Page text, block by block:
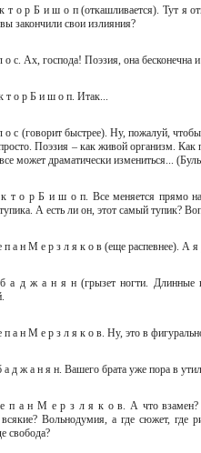
т о р Б и ш о п (откашливается). Тут я
закончили свои излияния?
о с. Ах, господа! Поэзия, она бесконечна
т о р Б и ш о п. Итак...
о с (говорит быстрее). Ну, пожалуй,
Поэзия – как живой организм. Как
может драматически измениться...
т о р Б и ш о п. Все меняется прямо на
А есть ли он, этот самый тупик?
п а н М е р з л я к о в (еще распевнее). А
а д ж а н я н (грызет ногти. Длинные
п а н М е р з л я к о в. Ну, это в
а д ж а н я н. Вашего брата уже пора в
п а н М е р з л я к о в. А что взамен? Я
Вольнодумия, а где сюжет, где
свобода?